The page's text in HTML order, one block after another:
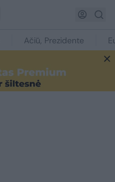
Ačiū, Prezidente